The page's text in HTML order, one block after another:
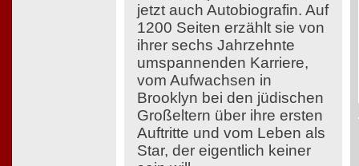
jetzt auch Autobiografin. Auf
1200 Seiten erzählt sie von
ihrer sechs Jahrzehnte
umspannenden Karriere,
vom Aufwachsen in
Brooklyn bei den jüdischen
Großeltern über ihre ersten
Auftritte und vom Leben als
Star, der eigentlich keiner